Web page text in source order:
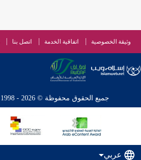
وثيقة الخصوصية اتفاقية الخدمة اتصل بنا
جميع الحقوق محفوظة © 2026 - 1998 لشبكة إسلام ويب
عربي